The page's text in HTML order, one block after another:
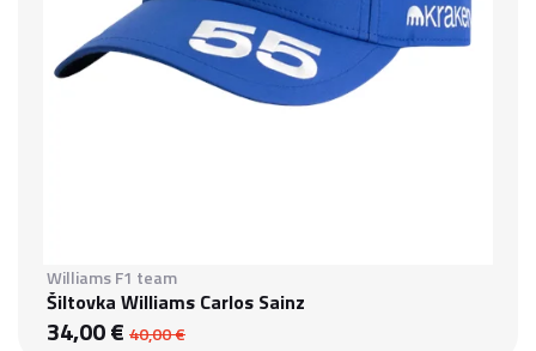
Williams F1 team
Šiltovka Williams Carlos Sainz
34,00 € 40,00 €